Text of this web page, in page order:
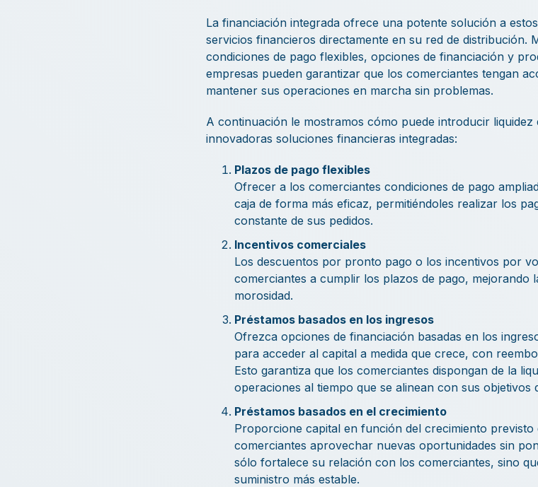
La financiación integrada ofrece una potente solución a
servicios financieros directamente en su red de distribución.
condiciones de pago flexibles, opciones de financiación y
empresas pueden garantizar que los comerciantes tengan
mantener sus operaciones en marcha sin problemas.
A continuación le mostramos cómo puede introducir
innovadoras soluciones financieras integradas:
Plazos de pago flexibles
Ofrecer a los comerciantes condiciones de pago
caja de forma más eficaz, permitiéndoles realizar los
constante de sus pedidos.
Incentivos comerciales
Los descuentos por pronto pago o los incentivos por
comerciantes a cumplir los plazos de pago, mejorando
morosidad.
Préstamos basados en los ingresos
Ofrezca opciones de financiación basadas en los
para acceder al capital a medida que crece, con
Esto garantiza que los comerciantes dispongan de la
operaciones al tiempo que se alinean con sus objetivos
Préstamos basados en el crecimiento
Proporcione capital en función del crecimiento
comerciantes aprovechar nuevas oportunidades sin
sólo fortalece su relación con los comerciantes, sino
suministro más estable.